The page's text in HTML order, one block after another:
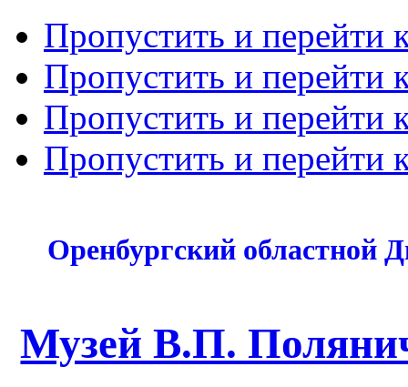
Пропустить и перейти
Пропустить и перейти
Пропустить и перейти
Пропустить и перейти
Оренбургский областной
Музей В.П.